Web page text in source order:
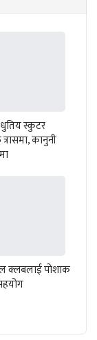
स्कुटर
कानुनी
क्लबलाई पोशाक